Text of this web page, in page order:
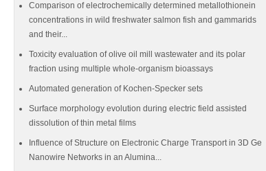
Comparison of electrochemically determined metallothionein
concentrations in wild freshwater salmon fish and gammarids
and their...
Toxicity evaluation of olive oil mill wastewater and its polar
fraction using multiple whole-organism bioassays
Automated generation of Kochen-Specker sets
Surface morphology evolution during electric field assisted
dissolution of thin metal films
Influence of Structure on Electronic Charge Transport in 3D Ge
Nanowire Networks in an Alumina...